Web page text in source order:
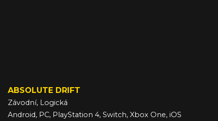
ABSOLUTE DRIFT
Závodní, Logická
Android, PC, PlayStation 4, Switch, Xbox One, iOS